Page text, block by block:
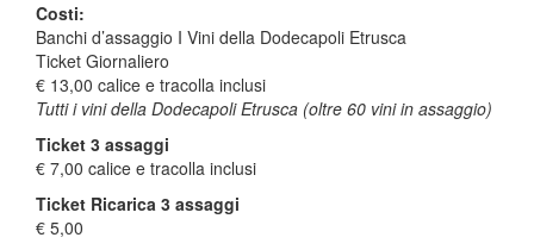
Costi:
Banchi d’assaggio I Vini della Dodecapoli Etrusca
Ticket Giornaliero
€ 13,00 calice e tracolla inclusi
Tutti i vini della Dodecapoli Etrusca (oltre 60 vini in assaggio)
Ticket 3 assaggi
€ 7,00 calice e tracolla inclusi
Ticket Ricarica 3 assaggi
€ 5,00